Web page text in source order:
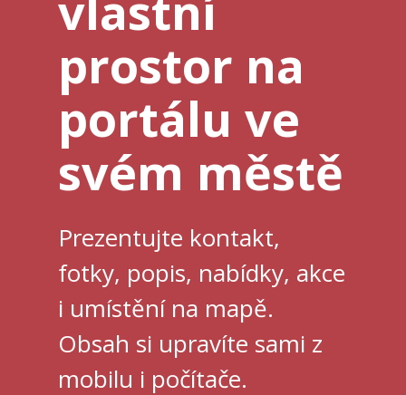
prostor na
portálu ve
svém městě
Prezentujte kontakt,
fotky, popis, nabídky, akce
i umístění na mapě.
Obsah si upravíte sami z
mobilu i počítače.